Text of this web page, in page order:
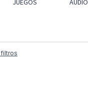
JUEGOS AUDIO
filtros